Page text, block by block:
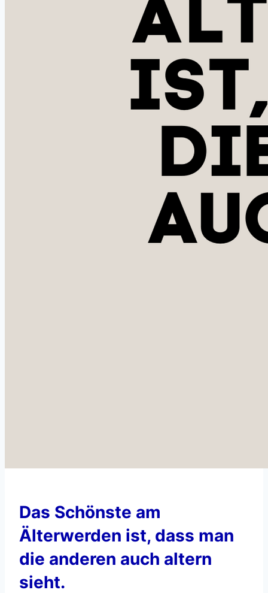
Das Schönste am
Älterwerden ist, dass man
die anderen auch altern
sieht.